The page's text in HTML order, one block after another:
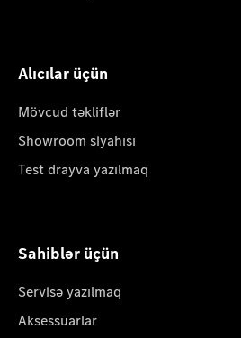
Alıcılar üçün
Mövcud təkliflər
Showroom siyahısı
Test drayva yazılmaq
Sahiblər üçün
Servisə yazılmaq
Aksessuarlar